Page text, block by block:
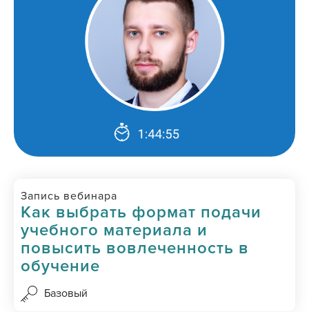
Запись вебинара
Как выбрать формат подачи
учебного материала и
повысить вовлеченность в
обучение
Базовый